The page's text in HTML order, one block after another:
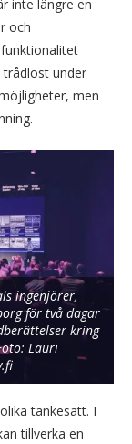
inte längre en
och
trådlöst under
men
ingenjörer,
för två dagar
kring
Lauri
tankesätt. I
tillverka en